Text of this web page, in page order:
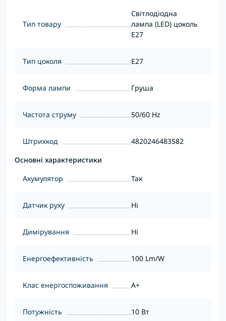
Тип товару
Світлодіодна
лампа (LED) цоколь
E27
Тип цоколя Е27
Форма лампи Груша
Частота струму 50/60 Hz
Штрихкод
4820246483582
Основні характеристики
Акумулятор
Так
Датчик руху Ні
Димірування Ні
Енергоефективність 100 Lm/W
Клас енергоспоживання A+
Потужність
10 Вт